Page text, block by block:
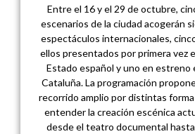
Entre el 16 y el 29 de octubre,
escenarios de la ciudad acogerán
espectáculos internacionales,
ellos presentados por primera vez
Estado español y uno en estreno
Cataluña. La programación
recorrido amplio por distintas
entender la creación escénica
desde el teatro documental hasta